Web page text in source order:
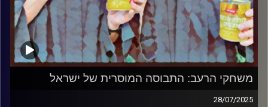
משחקי הרעב: התבוסה המוסרית של ישראל
28/07/2025